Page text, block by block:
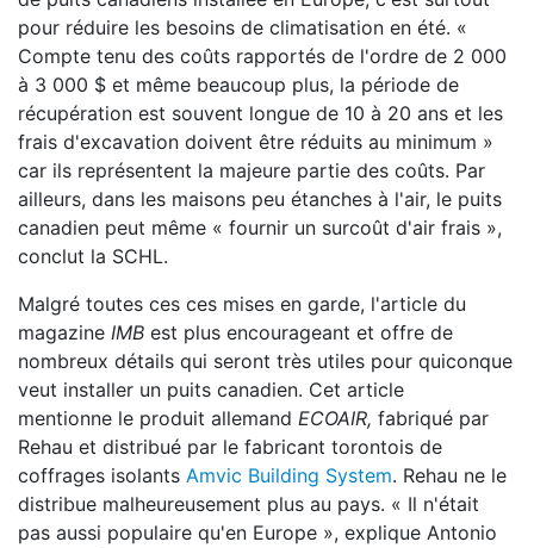
pour réduire les besoins de climatisation en été. «
Compte tenu des coûts rapportés de l'ordre de 2 000
à 3 000 $ et même beaucoup plus, la période de
récupération est souvent longue de 10 à 20 ans et les
frais d'excavation doivent être réduits au minimum »
car ils représentent la majeure partie des coûts. Par
ailleurs, dans les maisons peu étanches à l'air, le puits
canadien peut même « fournir un surcoût d'air frais »,
conclut la SCHL.
Malgré toutes ces ces mises en garde, l'article du
magazine IMB est plus encourageant et offre de
nombreux détails qui seront très utiles pour quiconque
veut installer un puits canadien. Cet article
mentionne le produit allemand ECOAIR, fabriqué par
Rehau et distribué par le fabricant torontois de
coffrages isolants Amvic Building System. Rehau ne le
distribue malheureusement plus au pays. « Il n'était
pas aussi populaire qu'en Europe », explique Antonio